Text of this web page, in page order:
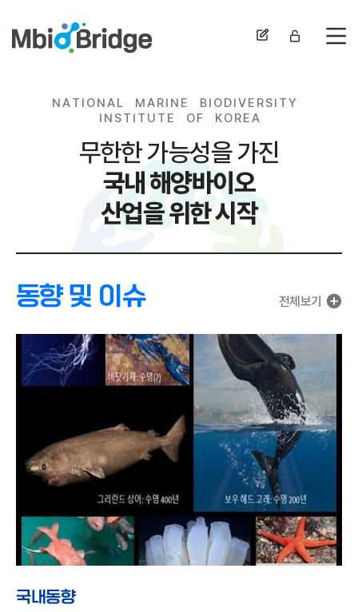
전
NA T I O NA L MA R I N E B I O D IV E R S I TY
I N S T I T U T E O F K O R EA
무한한 가능성을 가진
국내 해양바이오
산업을 위한 시작
동향 및 이슈
국내동향
전체보기